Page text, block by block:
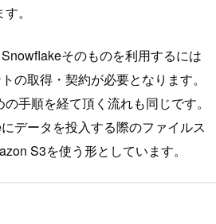
。
そのものを利用するには
の取得・契約が必要となります。
手順を経て頂く流れも同じです。
データを投入する際のファイルス
S3を使う形としています。